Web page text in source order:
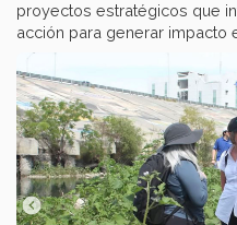
proyectos estratégicos que
acción para generar impacto